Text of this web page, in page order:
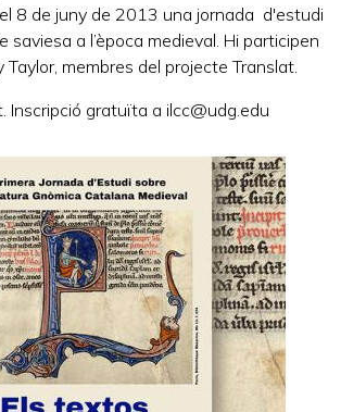
8 de juny de 2013 una jornada d'estudi
saviesa a l’època medieval. Hi participen
Taylor, membres del projecte Translat.
Inscripció gratuïta a ilcc@udg.edu